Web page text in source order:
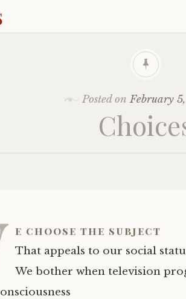
Posted onFebruary
e choose the subject
That appeals to our social
We bother when television